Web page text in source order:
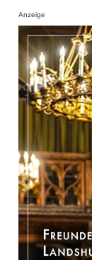
Anzeige